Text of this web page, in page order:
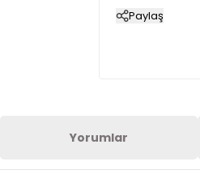
Paylaş
Yorumlar